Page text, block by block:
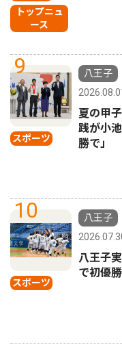
トップニュ
ース
9
スポーツ
八王子
夏の甲
践が小
勝で」
10
スポーツ
八王子
八王子
で初優